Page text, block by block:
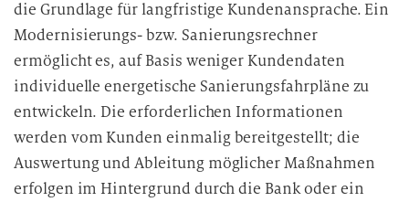
die Grundlage für langfristige Kundenansprache. Ein
Modernisierungs- bzw. Sanierungsrechner
ermöglicht es, auf Basis weniger Kundendaten
individuelle energetische Sanierungsfahrpläne zu
entwickeln. Die erforderlichen Informationen
werden vom Kunden einmalig bereitgestellt; die
Auswertung und Ableitung möglicher Maßnahmen
erfolgen im Hintergrund durch die Bank oder ein